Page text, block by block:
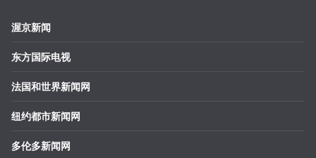
渥京新闻
东方国际电视
法国和世界新闻网
纽约都市新闻网
多伦多新闻网